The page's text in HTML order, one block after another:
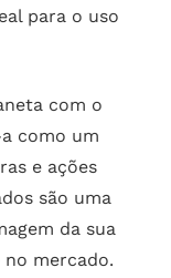
para o uso
com o
como um
e ações
são uma
da sua
mercado.